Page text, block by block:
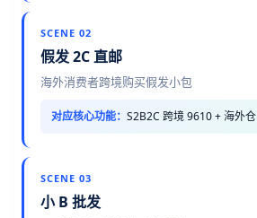
SCENE 02
假发 2C 直邮
海外消费者跨境购买假发小包
对应核心功能： S2B2C 跨境 9610 + 海外仓
SCENE 03
小 B 批发